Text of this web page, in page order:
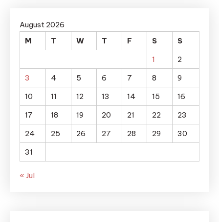
August 2026
M
T W T F S
S
1
2
3
4 5 6 7 8
9
10
11 12 13 14 15
16
17
18 19 20 21 22
23
24
25 26 27 28 29
30
31
« Jul